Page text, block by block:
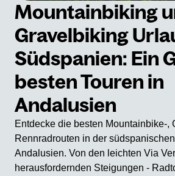
Mountainbiking
Gravelbiking
Südspanien: Ein
besten Touren in
Andalusien
Entdecke die besten Mountainbike-,
Rennradrouten in der
Andalusien. Von den leichten Via
herausfordernden Steigungen -